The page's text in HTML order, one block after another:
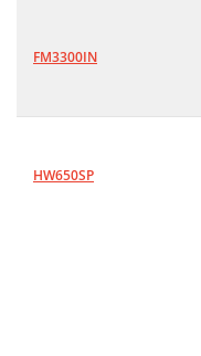
FM3300IN
HW650SP